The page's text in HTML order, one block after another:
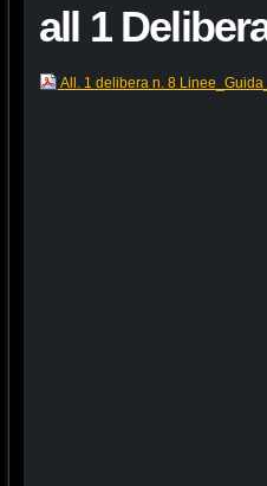
all 1
All. 1 delibera n. 8